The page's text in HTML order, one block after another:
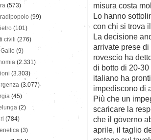
misura costa
Lo hanno
con chi si trova
La decisione
arrivate prese
rovescio ha
di botto di 20-
italiano ha
impediscono di
Più che un
scaricare la
che il governo
aprile, il taglio
(573)
(99)
(101)
civili (276)
(9)
(2.331)
(3.303)
(3.077)
(45)
(2)
(784)
(3)